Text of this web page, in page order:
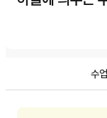
수